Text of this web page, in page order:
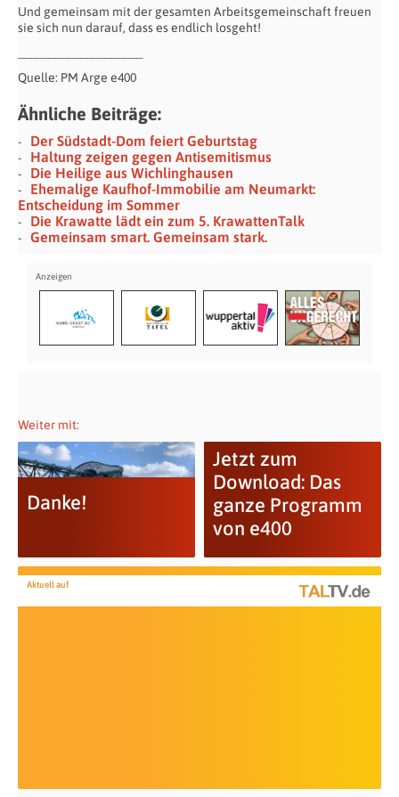
Und gemeinsam mit der gesamten Arbeitsgemeinschaft freuen
sie sich nun darauf, dass es endlich losgeht!
Quelle: PM Arge e400
Ähnliche Beiträge:
Der Südstadt-Dom feiert Geburtstag
Haltung zeigen gegen Antisemitismus
Die Heilige aus Wichlinghausen
Ehemalige Kaufhof-Immobilie am Neumarkt:
Entscheidung im Sommer
Die Krawatte lädt ein zum 5. KrawattenTalk
Gemeinsam smart. Gemeinsam stark.
Weiter mit:
Danke!
Jetzt zum
Download: Das
ganze Programm
von e400
Aktuell auf